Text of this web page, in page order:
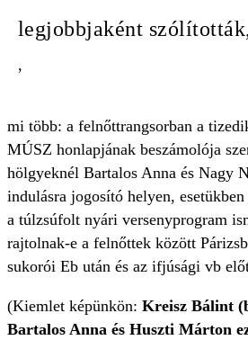
legjobbjaként szólították,
,
mi több: a felnőttrangsorban a
MÚSZ honlapjának beszámolója
hölgyeknél Bartalos Anna és Nagy
indulásra jogosító helyen,
a túlzsúfolt nyári versenyprogram
rajtolnak-e a felnőttek között
sukorói Eb után és az ifjúsági vb
(Kiemlet képünkön: Kreisz Bálint
Bartalos Anna és Huszti Márton